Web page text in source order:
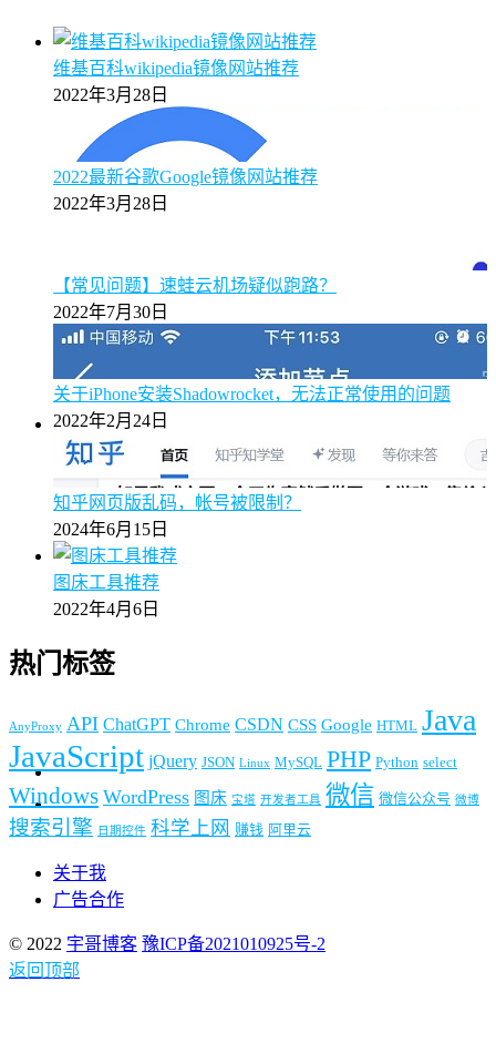
维基百科wikipedia镜像网站推荐
2022年3月28日
2022最新谷歌Google镜像网站推荐
2022年3月28日
【常见问题】速蛙云机场疑似跑路？
2022年7月30日
关于iPhone安装Shadowrocket，无法正常使用的问题
2022年2月24日
知乎网页版乱码，帐号被限制？
2024年6月15日
图床工具推荐
2022年4月6日
热门标签
AnyProxy API ChatGPT Chrome CSDN CSS Google HTML Java
JavaScript jQuery JSON Linux MySQL PHP Python select
Windows WordPress 图床 宝塔 开发者工具 微信 微信公众号 微博
搜索引擎 日期控件 科学上网 赚钱 阿里云
关于我
广告合作
© 2022 宇哥博客 豫ICP备2021010925号-2
返回顶部